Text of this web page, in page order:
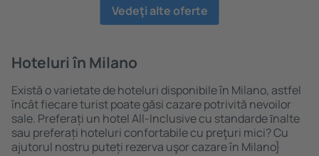
Vedeţi alte oferte
Hoteluri în Milano
Există o varietate de hoteluri disponibile în Milano, astfel
încât fiecare turist poate găsi cazare potrivită nevoilor
sale. Preferați un hotel All-Inclusive cu standarde ȋnalte
sau preferați hoteluri confortabile cu preţuri mici? Cu
ajutorul nostru puteți rezerva uşor cazare în Milano}